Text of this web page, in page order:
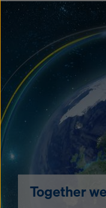
Together